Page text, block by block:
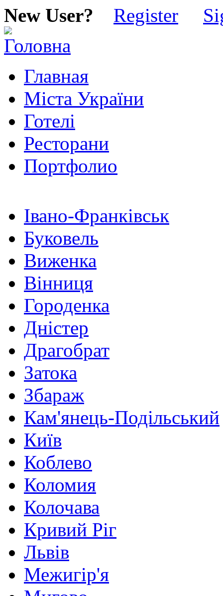
New User? Register
Главная
Міста України
Готелі
Ресторани
Портфолио
Івано-Франківськ
Буковель
Виженка
Вінниця
Городенка
Дністер
Драгобрат
Затока
Збараж
Кам'янець-Подільський
Київ
Коблево
Коломия
Колочава
Кривий Ріг
Львів
Межигір'я